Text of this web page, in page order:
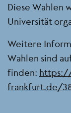
Diese Wahlen
Universität
Weitere
Wahlen sind
finden:
frankfurt.de/